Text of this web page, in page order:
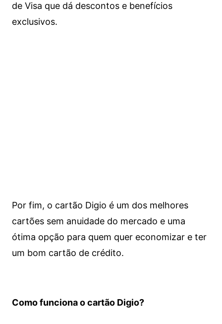
de Visa que dá descontos e benefícios
exclusivos.
Por fim, o cartão Digio é um dos melhores
cartões sem anuidade do mercado e uma
ótima opção para quem quer economizar e ter
um bom cartão de crédito.
Como funciona o cartão Digio?